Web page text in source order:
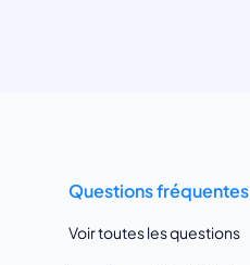
Questions fréquentes
Voir toutes les questions